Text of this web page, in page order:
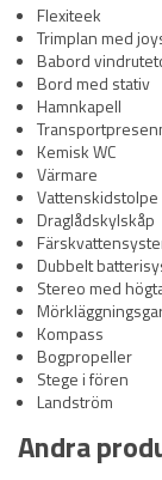
Flexiteek
Trimplan med
Babord
Bord med stativ
Hamnkapell
Kemisk WC
Värmare
Vattenskidstolpe
Draglådskylskåp
Dubbelt
Stereo med
Kompass
Bogpropeller
Stege i fören
Landström
Andra